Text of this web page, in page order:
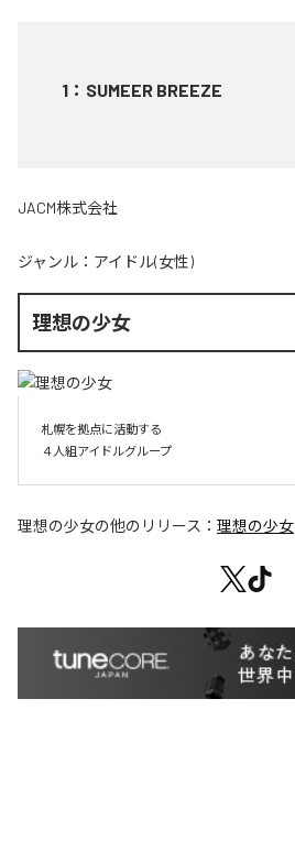
1 ： SUMEER BREEZE
JACM株式会社
ジャンル： アイドル(女性)
理想の少女
札幌を拠点に活動する
４人組アイドルグループ
理想の少女の他のリリース： 理想の少女